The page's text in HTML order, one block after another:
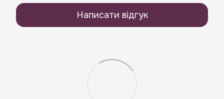
Написати відгук